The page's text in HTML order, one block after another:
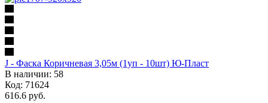
J - Фаска Коричневая 3,05м (1уп - 10шт) Ю-Пласт
В наличии: 58
Код: 71624
616.6 руб.